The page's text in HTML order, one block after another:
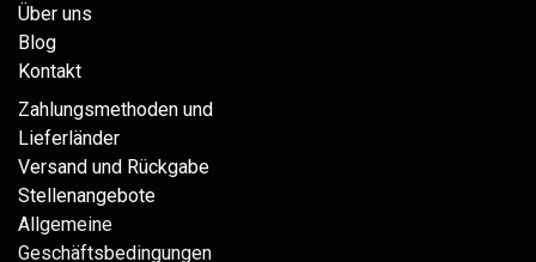
Über uns
Blog
Kontakt
Zahlungsmethoden und
Lieferländer
Versand und Rückgabe
Stellenangebote
Allgemeine
Geschäftsbedingungen